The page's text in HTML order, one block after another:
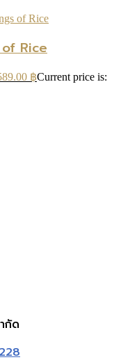
Rice
฿Current price is:
กัด